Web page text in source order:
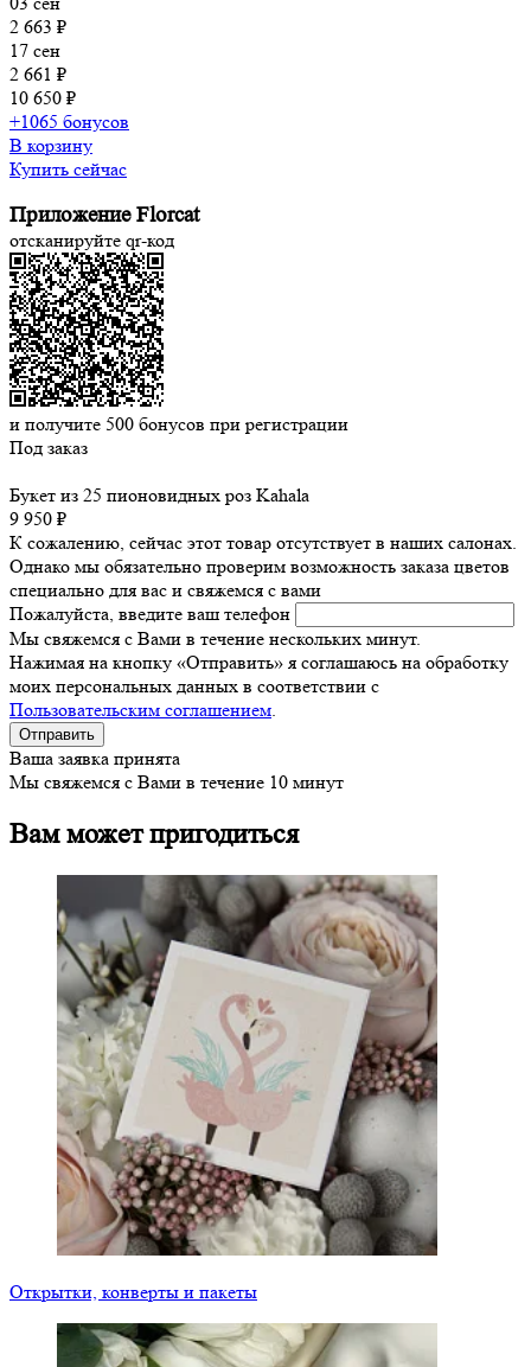
2 663 ₽
17 сен
2 661 ₽
10 650 ₽
+1065 бонусов
В корзину
Купить сейчас
Приложение Florcat
отсканируйте qr-код
и получите 500 бонусов при регистрации
Под заказ
Букет из 25 пионовидных роз Kahala
9 950 ₽
К сожалению, сейчас этот товар отсутствует в наших салонах.
Однако мы обязательно проверим возможность заказа цветов
специально для вас и свяжемся с вами
Пожалуйста, введите ваш телефон
Мы свяжемся с Вами в течение нескольких минут.
Нажимая на кнопку «Отправить» я соглашаюсь на обработку
моих персональных данных в соответствии с
Пользовательским соглашением.
Ваша заявка принята
Мы свяжемся с Вами в течение 10 минут
Вам может пригодиться
Открытки, конверты и пакеты